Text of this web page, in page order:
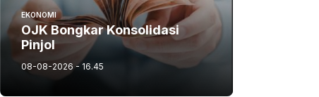
EKONOMI
OJK Bongkar Konsolidasi
Pinjol
08-08-2026 - 16.45